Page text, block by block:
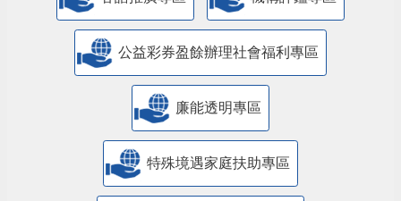
公益彩券盈餘辦理社會福利專區
廉能透明專區
特殊境遇家庭扶助專區